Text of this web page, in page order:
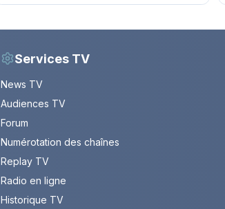
Services TV
News TV
Audiences TV
Forum
Numérotation des chaînes
Replay TV
Radio en ligne
Historique TV